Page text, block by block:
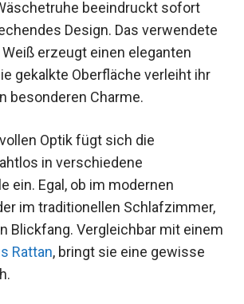
beeindruckt sofort
Design. Das verwendete
erzeugt einen eleganten
gekalkte Oberfläche verleiht ihr
besonderen Charme.
Optik fügt sich die
in verschiedene
ein. Egal, ob im modernen
im traditionellen Schlafzimmer,
Blickfang. Vergleichbar mit einem
Rattan, bringt sie eine gewisse